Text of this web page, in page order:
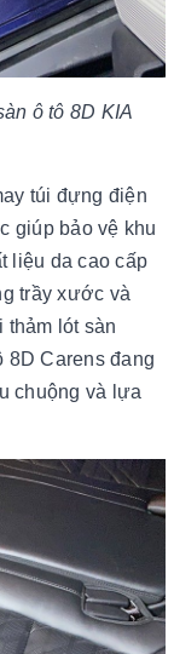
ô tô 8D KIA
túi đựng điện
giúp bảo vệ khu
liệu da cao cấp
trầy xước và
thảm lót sàn
8D Carens đang
chuộng và lựa